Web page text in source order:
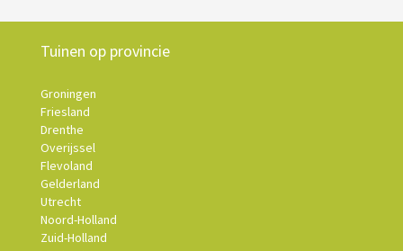
Tuinen op provincie
Groningen
Friesland
Drenthe
Overijssel
Flevoland
Gelderland
Utrecht
Noord-Holland
Zuid-Holland